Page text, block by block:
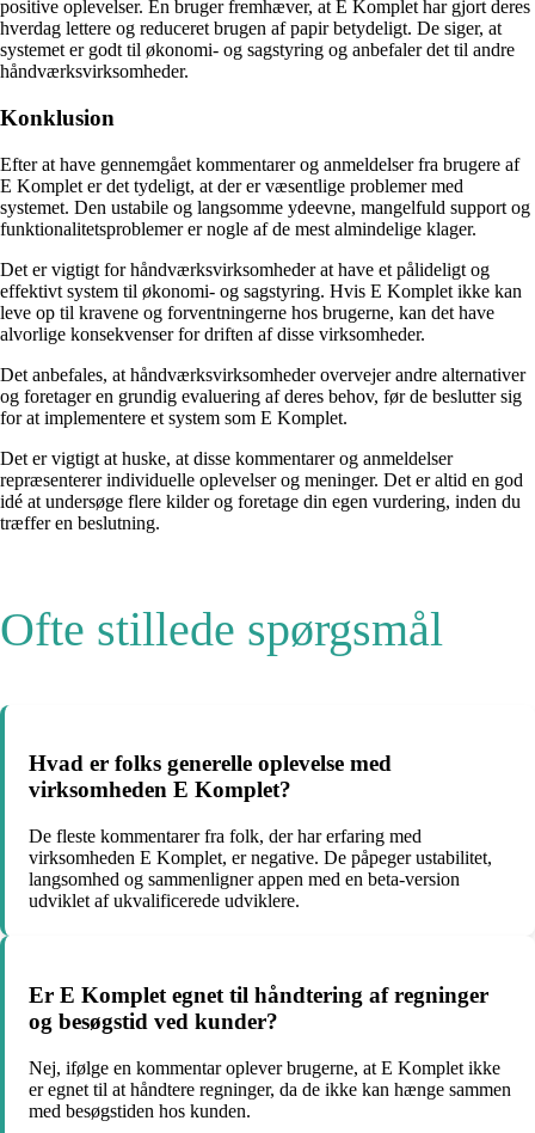
positive oplevelser. En bruger fremhæver, at E Komplet har gjort deres
hverdag lettere og reduceret brugen af papir betydeligt. De siger, at
systemet er godt til økonomi- og sagstyring og anbefaler det til andre
håndværksvirksomheder.
Konklusion
Efter at have gennemgået kommentarer og anmeldelser fra brugere af
E Komplet er det tydeligt, at der er væsentlige problemer med
systemet. Den ustabile og langsomme ydeevne, mangelfuld support og
funktionalitetsproblemer er nogle af de mest almindelige klager.
Det er vigtigt for håndværksvirksomheder at have et pålideligt og
effektivt system til økonomi- og sagstyring. Hvis E Komplet ikke kan
leve op til kravene og forventningerne hos brugerne, kan det have
alvorlige konsekvenser for driften af disse virksomheder.
Det anbefales, at håndværksvirksomheder overvejer andre alternativer
og foretager en grundig evaluering af deres behov, før de beslutter sig
for at implementere et system som E Komplet.
Det er vigtigt at huske, at disse kommentarer og anmeldelser
repræsenterer individuelle oplevelser og meninger. Det er altid en god
idé at undersøge flere kilder og foretage din egen vurdering, inden du
træffer en beslutning.
Ofte stillede spørgsmål
Hvad er folks generelle oplevelse med
virksomheden E Komplet?
De fleste kommentarer fra folk, der har erfaring med
virksomheden E Komplet, er negative. De påpeger ustabilitet,
langsomhed og sammenligner appen med en beta-version
udviklet af ukvalificerede udviklere.
Er E Komplet egnet til håndtering af regninger
og besøgstid ved kunder?
Nej, ifølge en kommentar oplever brugerne, at E Komplet ikke
er egnet til at håndtere regninger, da de ikke kan hænge sammen
med besøgstiden hos kunden.